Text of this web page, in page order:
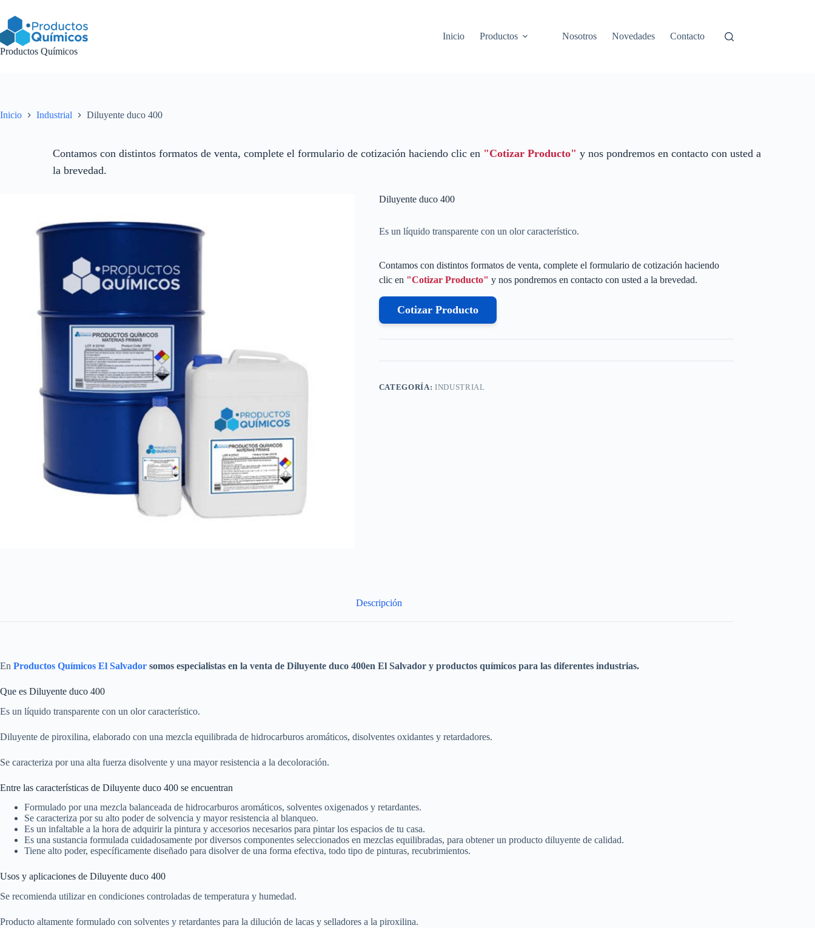
contenido
Productos Químicos
Inicio Productos Nosotros Novedades Contacto
Inicio Industrial Diluyente duco 400
Contamos con distintos formatos de venta, complete el formulario de cotización haciendo clic en "Cotizar Producto" y nos pondremos en contacto con usted a
la brevedad.
Diluyente duco 400
Es un líquido transparente con un olor característico.
Contamos con distintos formatos de venta, complete el formulario de cotización haciendo
clic en "Cotizar Producto" y nos pondremos en contacto con usted a la brevedad.
Cotizar Producto
CATEGORÍA: INDUSTRIAL
Descripción
En Productos Químicos El Salvador somos especialistas en la venta de Diluyente duco 400en El Salvador y productos químicos para las diferentes industrias.
Que es Diluyente duco 400
Es un líquido transparente con un olor característico.
Diluyente de piroxilina, elaborado con una mezcla equilibrada de hidrocarburos aromáticos, disolventes oxidantes y retardadores.
Se caracteriza por una alta fuerza disolvente y una mayor resistencia a la decoloración.
Entre las características de Diluyente duco 400 se encuentran
Formulado por una mezcla balanceada de hidrocarburos aromáticos, solventes oxigenados y retardantes.
Se caracteriza por su alto poder de solvencia y mayor resistencia al blanqueo.
Es un infaltable a la hora de adquirir la pintura y accesorios necesarios para pintar los espacios de tu casa.
Es una sustancia formulada cuidadosamente por diversos componentes seleccionados en mezclas equilibradas, para obtener un producto diluyente de calidad.
Tiene alto poder, específicamente diseñado para disolver de una forma efectiva, todo tipo de pinturas, recubrimientos.
Usos y aplicaciones de Diluyente duco 400
Se recomienda utilizar en condiciones controladas de temperatura y humedad.
Producto altamente formulado con solventes y retardantes para la dilución de lacas y selladores a la piroxilina.